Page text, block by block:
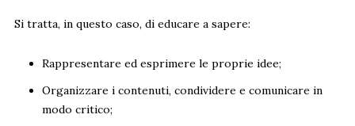
Si tratta, in questo caso, di educare a sapere:
Rappresentare ed esprimere le proprie idee;
Organizzare i contenuti, condividere e comunicare in
modo critico;